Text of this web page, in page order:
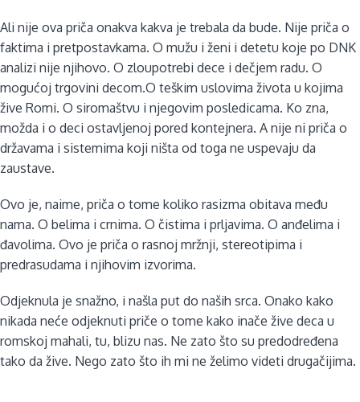
Ali nije ova priča onakva kakva je trebala da bude. Nije priča o
faktima i pretpostavkama. O mužu i ženi i detetu koje po DNK
analizi nije njihovo. O zloupotrebi dece i dečjem radu. O
mogućoj trgovini decom.O teškim uslovima života u kojima
žive Romi. O siromaštvu i njegovim posledicama. Ko zna,
možda i o deci ostavljenoj pored kontejnera. A nije ni priča o
državama i sistemima koji ništa od toga ne uspevaju da
zaustave.
Ovo je, naime, priča o tome koliko rasizma obitava među
nama. O belima i crnima. O čistima i prljavima. O anđelima i
đavolima. Ovo je priča o rasnoj mržnji, stereotipima i
predrasudama i njihovim izvorima.
Odjeknula je snažno, i našla put do naših srca. Onako kako
nikada neće odjeknuti priče o tome kako inače žive deca u
romskoj mahali, tu, blizu nas. Ne zato što su predodređena
tako da žive. Nego zato što ih mi ne želimo videti drugačijima.